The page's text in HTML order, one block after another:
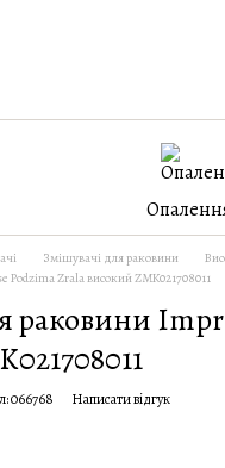
Змішувачі для раковини
Zrala високий ZMK021708011
раковини
066768 Написати відгук